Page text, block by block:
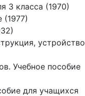
3 класса (1970)
(1977)
устройство
Учебное пособие
для учащихся